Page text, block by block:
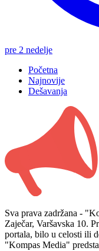
pre 2 nedelje
Početna
Najnovije
Dešavanja
Sva prava zadržana -
Zaječar, Varšavska 10.
portala, bilo u celosti ili
"Kompas Media"